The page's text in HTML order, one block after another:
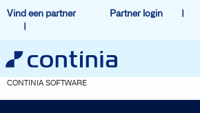
Vind een partner Partner login
CONTINIA SOFTWARE